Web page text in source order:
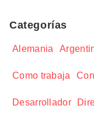
Categorías
Alemania
Como trabaja
Desarrollador